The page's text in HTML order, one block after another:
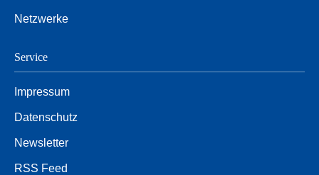
Netzwerke
Service
Impressum
Datenschutz
Newsletter
RSS Feed